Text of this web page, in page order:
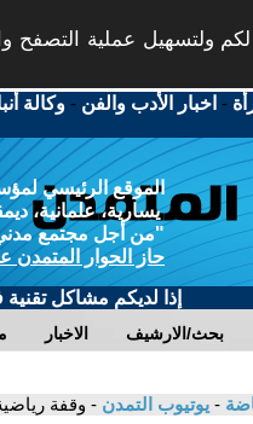
ولتسهيل عملية التصفح
- اخبار الأدب والفن -وكالة
الموقع الرئيسي
يسارية، علمانية،
"من أجل مجتمع مدني
حاز الحوار المتمدن
إذا لديكم مشاكل
الاخبار بحث/الارشيف
- يوتيوب التمدن - وقفة